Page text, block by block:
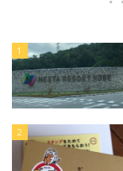
1
2